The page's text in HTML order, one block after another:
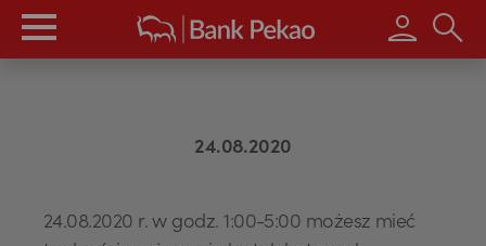
Wpisz
24.08.2020
24.08.2020 r. w godz. 1:00-5:00 możesz mieć